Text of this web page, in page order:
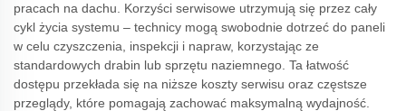
pracach na dachu. Korzyści serwisowe utrzymują się przez cały
cykl życia systemu – technicy mogą swobodnie dotrzeć do paneli
w celu czyszczenia, inspekcji i napraw, korzystając ze
standardowych drabin lub sprzętu naziemnego. Ta łatwość
dostępu przekłada się na niższe koszty serwisu oraz częstsze
przeglądy, które pomagają zachować maksymalną wydajność.